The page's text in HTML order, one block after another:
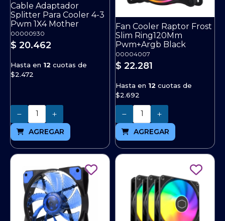
Cable Adaptador
Splitter Para Cooler 4-3
Pwm 1X4 Mother
00000930
$ 20.462
Hasta en 12 cuotas de
$2.472
Cantidad
AGREGAR
Fan Cooler Raptor Frost
Slim Ring120Mm
Pwm+Argb Black
00004007
$ 22.281
Hasta en 12 cuotas de
$2.692
Cantidad
AGREGAR